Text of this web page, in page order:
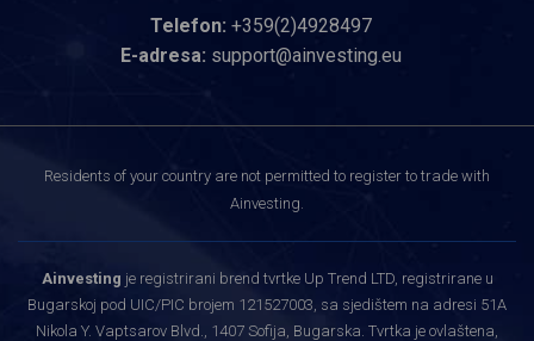
Telefon: +359(2)4928497
E-adresa: support@ainvesting.eu
Residents of your country are not permitted to register to trade with
Ainvesting.
Ainvesting je registrirani brend tvrtke Up Trend LTD, registrirane u
Bugarskoj pod UIC/PIC brojem 121527003, sa sjedištem na adresi 51A
Nikola Y. Vaptsarov Blvd., 1407 Sofija, Bugarska. Tvrtka je ovlaštena,